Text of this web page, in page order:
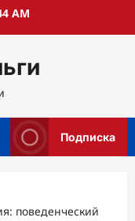
AM
Подписка
поведенческий